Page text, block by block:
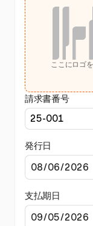
ここにロゴ
請求書番号
発行日
支払期日